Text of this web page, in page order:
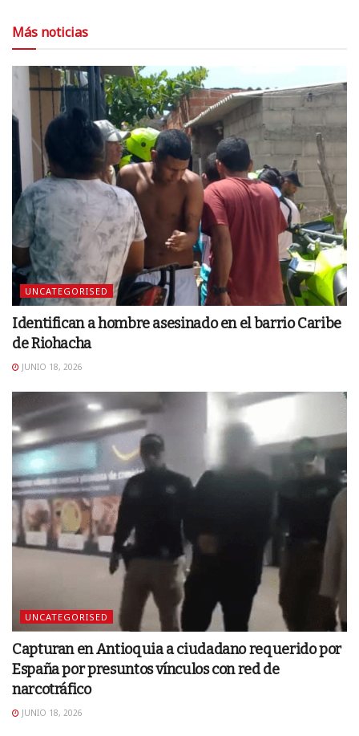
Más noticias
UNCATEGORISED
Identifican a hombre asesinado en el barrio Caribe
de Riohacha
JUNIO 18, 2026
UNCATEGORISED
Capturan en Antioquia a ciudadano requerido por
España por presuntos vínculos con red de
narcotráfico
JUNIO 18, 2026